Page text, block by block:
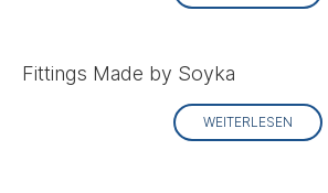
Fittings Made by Soyka
WEITERLESEN